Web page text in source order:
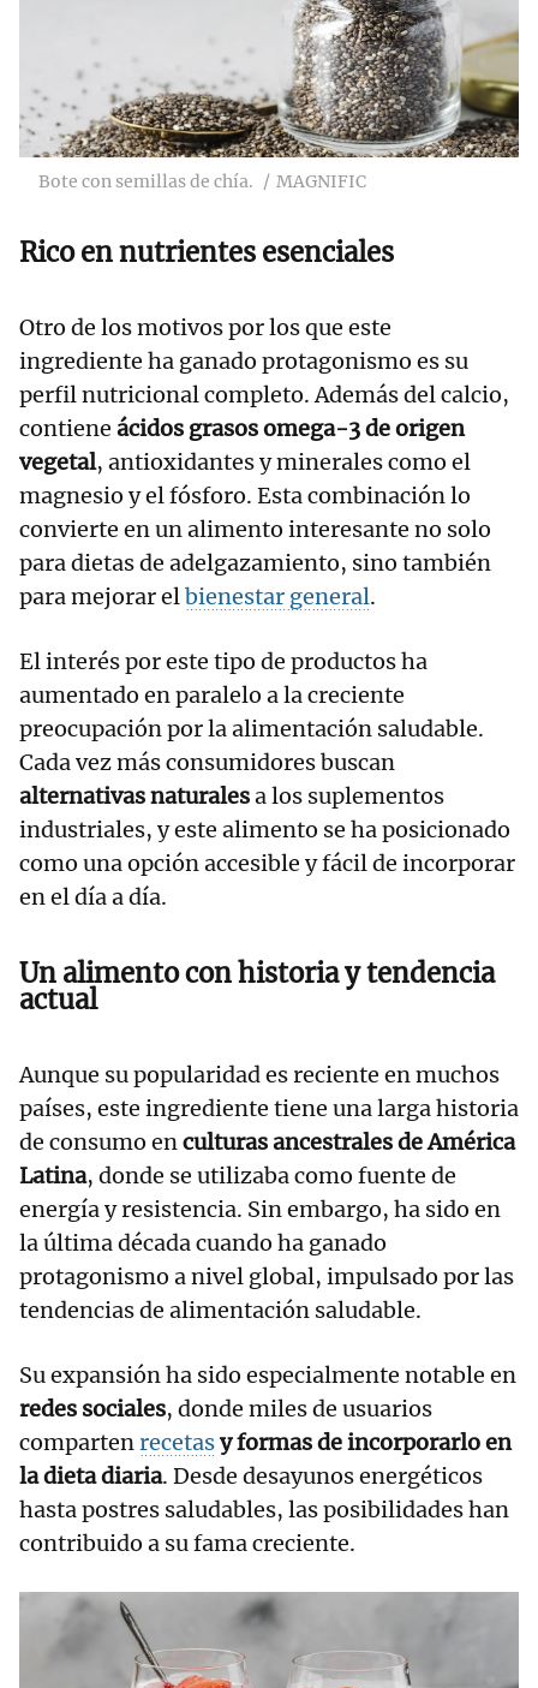
Bote con semillas de chía. MAGNIFIC
Rico en nutrientes esenciales
Otro de los motivos por los que este
ingrediente ha ganado protagonismo es su
perfil nutricional completo. Además del calcio,
contiene ácidos grasos omega-3 de origen
vegetal, antioxidantes y minerales como el
magnesio y el fósforo. Esta combinación lo
convierte en un alimento interesante no solo
para dietas de adelgazamiento, sino también
para mejorar elbienestar general.
El interés por este tipo de productos ha
aumentado en paralelo a la creciente
preocupación por la alimentación saludable.
Cada vez más consumidores buscan
alternativas naturalesa los suplementos
industriales, y este alimento se ha posicionado
como una opción accesible y fácil de incorporar
en el día a día.
Un alimento con historia y tendencia
actual
Aunque su popularidad es reciente en muchos
países, este ingrediente tiene una larga historia
de consumo enculturas ancestrales de América
Latina, donde se utilizaba como fuente de
energía y resistencia. Sin embargo, ha sido en
la última década cuando ha ganado
protagonismo a nivel global, impulsado por las
tendencias de alimentación saludable.
Su expansión ha sido especialmente notable en
redes sociales, donde miles de usuarios
compartenrecetasy formas de incorporarlo en
la dieta diaria. Desde desayunos energéticos
hasta postres saludables, las posibilidades han
contribuido a su fama creciente.